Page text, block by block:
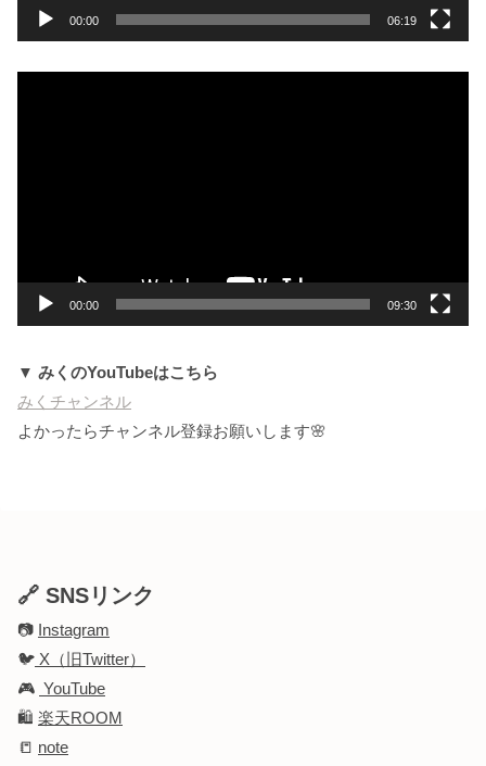
00:00 06:19
00:00 09:30
▼ みくのYouTubeはこちら
みくチャンネル
よかったらチャンネル登録お願いします🌸
🔗 SNSリンク
📷 Instagram
🐦 X（旧Twitter）
🎮 YouTube
🛍️ 楽天ROOM
📒 note